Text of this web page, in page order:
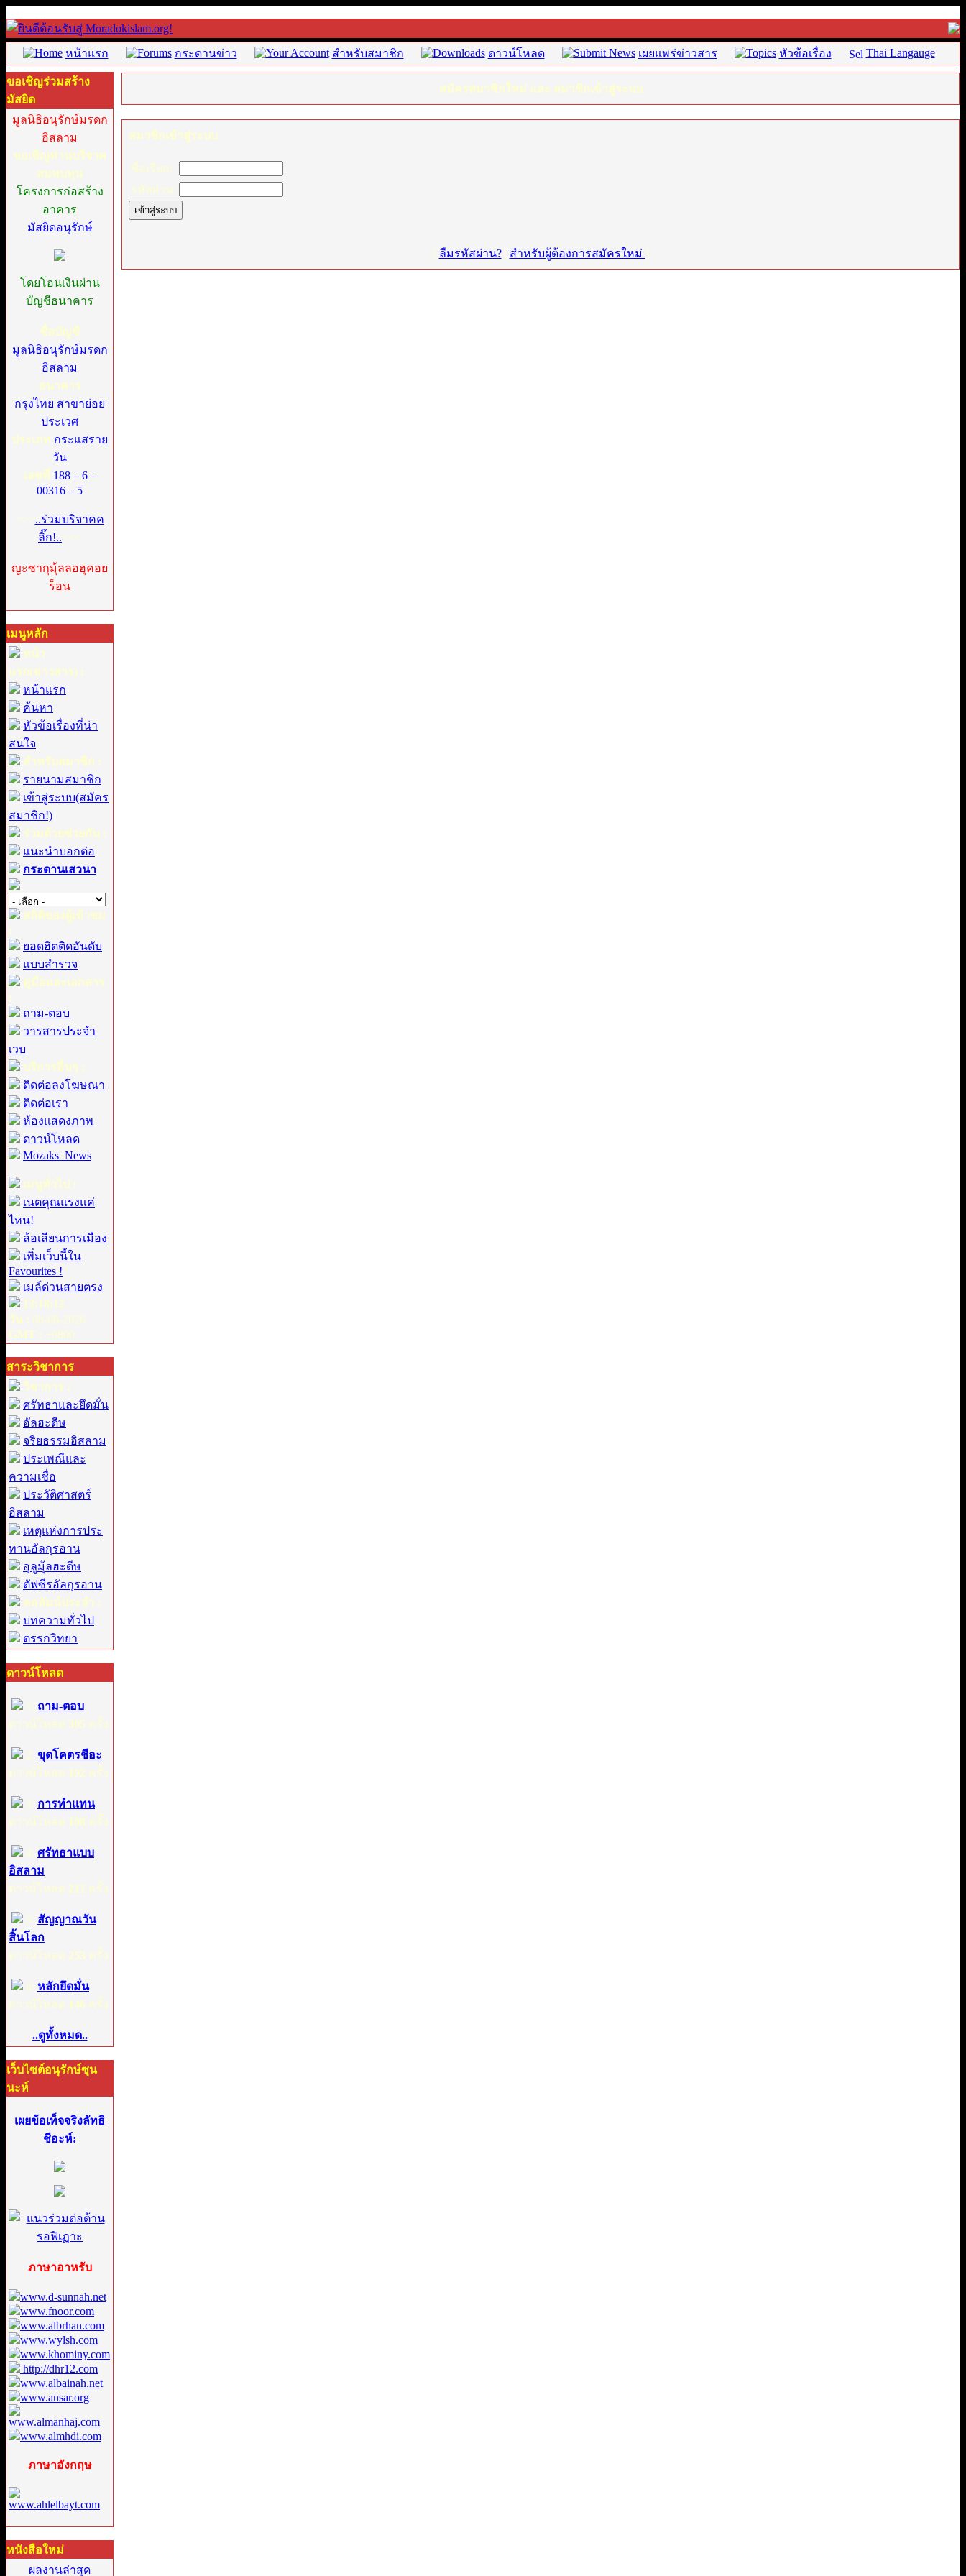
หน้าแรก กระดานข่าว สำหรับสมาชิก ดาวน์โหลด เผยแพร่ข่าวสาร หัวข้อเรื่อง Thai Langauge
ขอเชิญร่วมสร้าง
มัสยิด
มูลนิธิอนุรักษ์มรดก
อิสลาม
ขอเชิญท่านบริจาค
สมทบทุน
โครงการก่อสร้าง
อาคาร
มัสยิดอนุรักษ์
โดยโอนเงินผ่าน
บัญชีธนาคาร
ชื่อบัญชี
มูลนิธิอนุรักษ์มรดก
อิสลาม
ธนาคาร
กรุงไทย สาขาย่อย
ประเวศ
ประเภท กระแสราย
วัน
เลขที่ 188 – 6 –
00316 – 5
>>>..ร่วมบริจาคค
ลิ๊ก!..<<<
ญะซากุมุ้ลลอฮุคอย
ร็อน
เมนูหลัก
หน้า
แรก(ข่าวสาร) :
หน้าแรก
ค้นหา
หัวข้อเรื่องที่น่า
สนใจ
สำหรับสมาชิก :
รายนามสมาชิก
เข้าสู่ระบบ(สมัคร
สมาชิก!)
ร่วมด้วยช่วยกัน :
แนะนำบอกต่อ
กระดานเสวนา
สถิติของผู้เข้าชม
:
ยอดฮิตติดอันดับ
แบบสำรวจ
คู่มือและเอกสาร
:
ถาม-ตอบ
วารสารประจำ
เวบ
บริการอื่นๆ :
ติดต่อลงโฆษณา
ติดต่อเรา
ห้องแสดงภาพ
ดาวน์โหลด
Mozaks_News
เมนูทั่วไป :
เนตคุณแรงแค่
ไหน!
ล้อเลียนการเมือง
เพิ่มเว็บนี้ใน
Favourites !
เมล์ด่วนสายตรง
13:18:12
วัน : 08-08-2026
GMT : +0800
สาระวิชาการ
วิชาการ :
ศรัทธาและยึดมั่น
อัลฮะดีษ
จริยธรรมอิสลาม
ประเพณีและ
ความเชื่อ
ประวัติศาสตร์
อิสลาม
เหตุแห่งการประ
ทานอัลกุรอาน
อุลูมุ้ลฮะดีษ
ตัฟซีรอัลกุรอาน
คอลัมน์ประจำ :
บทความทั่วไป
ตรรกวิทยา
ดาวน์โหลด
1: ถาม-ตอบ
ดาวน์โหลด 305 ครั้ง
2: ขุดโคตรชีอะ
ดาวน์โหลด 192 ครั้ง
3: การทำแทน
ดาวน์โหลด 108 ครั้ง
4: ศรัทธาแบบ
อิสลาม
ดาวน์โหลด 211 ครั้ง
5: สัญญาณวัน
สิ้นโลก
ดาวน์โหลด 253 ครั้ง
6: หลักยึดมั่น
ดาวน์โหลด 146 ครั้ง
..ดูทั้งหมด..
เว็บไซต์อนุรักษ์ซุน
นะห์
เผยข้อเท็จจริงลัทธิ
ชีอะห์:
ภาษาอาหรับ
www.d-sunnah.net
www.fnoor.com
www.albrhan.com
www.wylsh.com
www.khominy.com
http://dhr12.com
www.albainah.net
www.ansar.org
www.almanhaj.com
www.almhdi.com
ภาษาอังกฤษ
www.ahlelbayt.com
หนังสือใหม่
ผลงานล่าสุด
สมัครสมาชิกใหม่ และ สมาชิกเข้าสู่ระบบ
สมาชิกเข้าสู่ระบบ
ชื่อเรียก:
รหัสผ่าน:
[ ลืมรหัสผ่าน?| สำหรับผู้ต้องการสมัครใหม่ ]